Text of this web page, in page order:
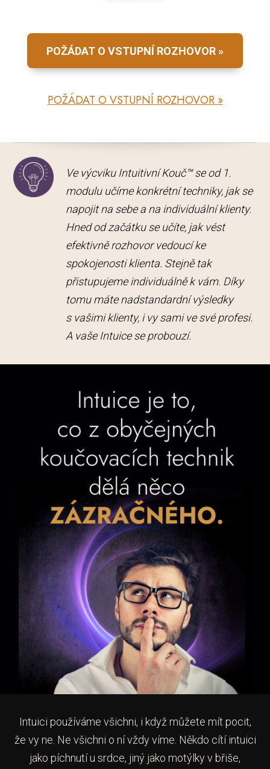
POŽÁDAT O VSTUPNÍ ROZHOVOR »
POŽÁDAT O VSTUPNÍ ROZHOVOR »
Ve výcviku Intuitivní Kouč™ se od 1.
modulu učíme konkrétní techniky, jak se
napojit na sebe a na individuální klienty.
Hned od začátku se učíte, jak vést
efektivně rozhovor vedoucí ke
spokojenosti klienta. Stejně tak
přistupujeme individuálně k vám. Díky
tomu máte nadstandardní výsledky
s vašimi klienty, i vy sami ve své profesi.
A vaše Intuice se probouzí.
Intuici používáme všichni, i když můžete mít pocit,
že vy ne. Ne všichni o ní vždy víme. Někdo cítí intuici
jako píchnutí u srdce, jiný jako motýlky v břiše,